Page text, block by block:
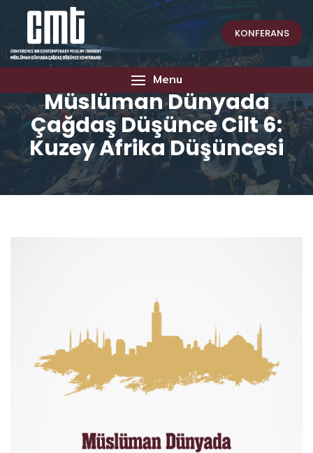
KONFERANS
Menu
Müslüman Dünyada
Çağdaş Düşünce Cilt 6:
Kuzey Afrika Düşüncesi